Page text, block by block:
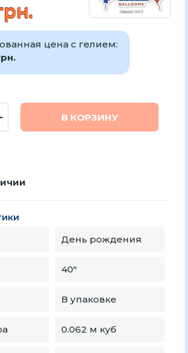
цена с гелием:
В КОРЗИНУ
День рождения
40"
В упаковке
0.062 м куб